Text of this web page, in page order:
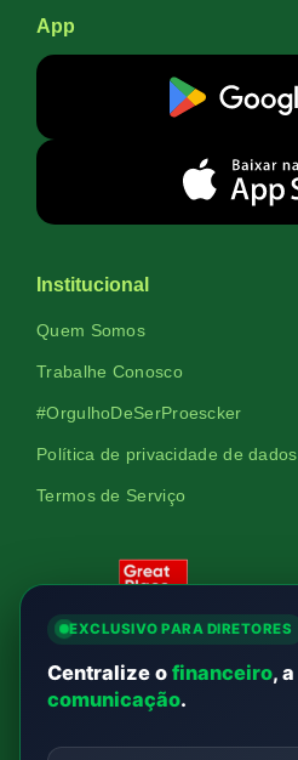
App
Institucional
Quem Somos
Trabalhe Conosco
#OrgulhoDeSerProescker
Política de privacidade de dados
Termos de Serviço
EXCLUSIVO PARA DIRETORES
Centralize o financeiro, a
comunicação.